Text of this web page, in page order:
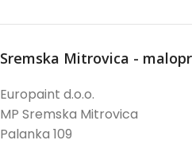
Sremska Mitrovica -
Europaint d.o.o.
MP Sremska Mitrovica
Palanka 109